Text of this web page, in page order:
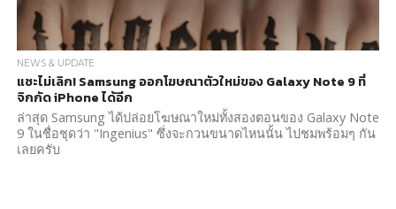
NEWS & UPDATE
แซะไม่เลิก! Samsung ออกโฆษณาตัวใหม่ของ Galaxy Note 9 ที่
จิกกัด iPhone ได้อีก
ล่าสุด Samsung ได้ปล่อยโฆษณาใหม่ทั้งสองตอนของ Galaxy Note
9 ในชื่อชุดว่า "Ingenius" ซึ่งจะกวนขนาดไหนนั้น ไปชมพร้อมๆ กัน
เลยครับ